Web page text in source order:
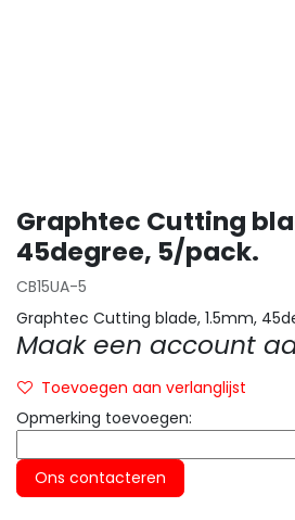
Graphtec Cutting
45degree, 5/pack.
CB15UA-5
Graphtec Cutting blade, 1.5mm,
Maak een account
Toevoegen aan verlanglijst
Opmerking toevoegen:
Ons contacteren